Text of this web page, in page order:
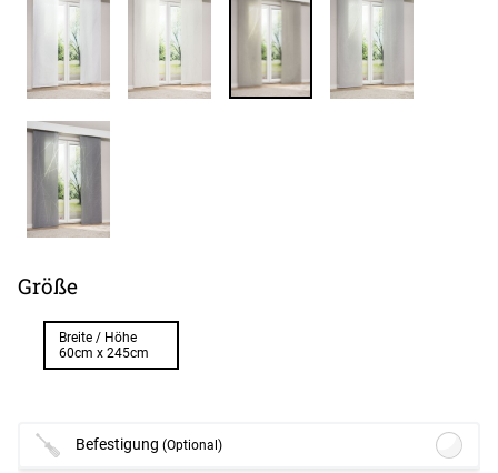
Größe
Breite / Höhe
60cm x 245cm
Befestigung(Optional)